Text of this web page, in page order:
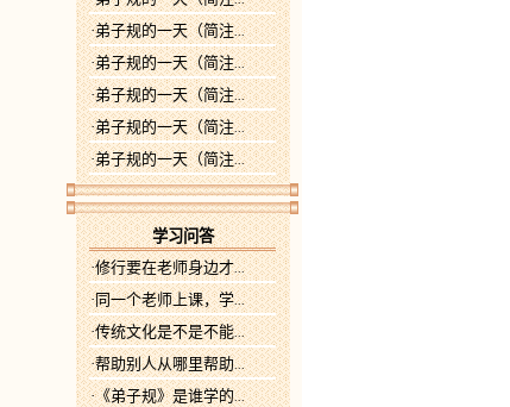
·弟子规的一天（简注...
·弟子规的一天（简注...
·弟子规的一天（简注...
·弟子规的一天（简注...
·弟子规的一天（简注...
学习问答
·修行要在老师身边才...
·同一个老师上课，学...
·传统文化是不是不能...
·帮助别人从哪里帮助...
·《弟子规》是谁学的...